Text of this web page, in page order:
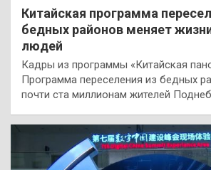
Китайская программа
бедных районов меняет
людей
Кадры из программы «Китайская
Программа переселения из бедных
почти ста миллионам жителей